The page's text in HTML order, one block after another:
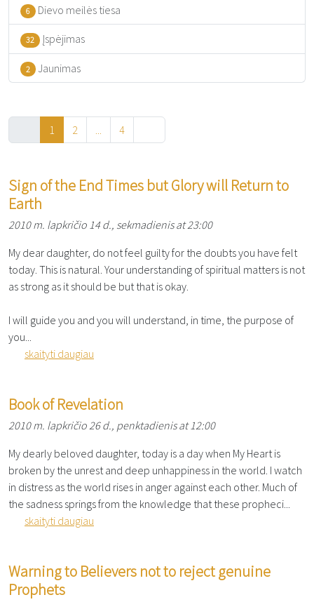
6 Dievo meilės tiesa
32 Įspėjimas
2 Jaunimas
1 2 4
Sign of the End Times but Glory will Return to
Earth
2010 m. lapkričio 14 d., sekmadienis at 23:00
My dear daughter, do not feel guilty for the doubts you have felt
today. This is natural. Your understanding of spiritual matters is not
as strong as it should be but that is okay.
I will guide you and you will understand, in time, the purpose of
you...
skaityti daugiau
Book of Revelation
2010 m. lapkričio 26 d., penktadienis at 12:00
My dearly beloved daughter, today is a day when My Heart is
broken by the unrest and deep unhappiness in the world. I watch
in distress as the world rises in anger against each other. Much of
the sadness springs from the knowledge that these propheci...
skaityti daugiau
Warning to Believers not to reject genuine
Prophets